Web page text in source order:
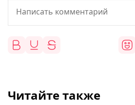
Читайте также